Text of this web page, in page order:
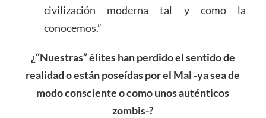
civilización moderna tal y como la
conocemos.”
¿“Nuestras” élites han perdido el sentido de
realidad o están poseídas por el Mal -ya sea de
modo consciente o como unos auténticos
zombis-?